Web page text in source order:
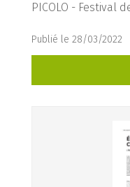
PICOLO - Festival
Publié le 28/03/2022